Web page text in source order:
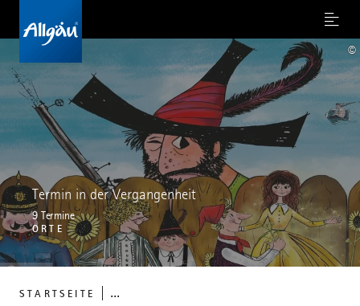
Menu
STARTSEITE ...
Termin in der Vergangenheit
9 Termine
ORTE
©